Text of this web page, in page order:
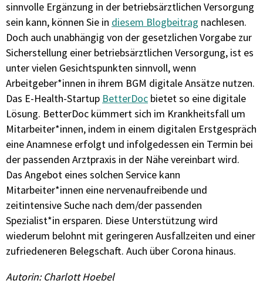
sinnvolle Ergänzung in der betriebsärztlichen Versorgung
sein kann, können Sie in diesem Blogbeitrag nachlesen.
Doch auch unabhängig von der gesetzlichen Vorgabe zur
Sicherstellung einer betriebsärztlichen Versorgung, ist es
unter vielen Gesichtspunkten sinnvoll, wenn
Arbeitgeber*innen in ihrem BGM digitale Ansätze nutzen.
Das E-Health-Startup BetterDoc bietet so eine digitale
Lösung. BetterDoc kümmert sich im Krankheitsfall um
Mitarbeiter*innen, indem in einem digitalen Erstgespräch
eine Anamnese erfolgt und infolgedessen ein Termin bei
der passenden Arztpraxis in der Nähe vereinbart wird.
Das Angebot eines solchen Service kann
Mitarbeiter*innen eine nervenaufreibende und
zeitintensive Suche nach dem/der passenden
Spezialist*in ersparen. Diese Unterstützung wird
wiederum belohnt mit geringeren Ausfallzeiten und einer
zufriedeneren Belegschaft. Auch über Corona hinaus.
Autorin: Charlott Hoebel